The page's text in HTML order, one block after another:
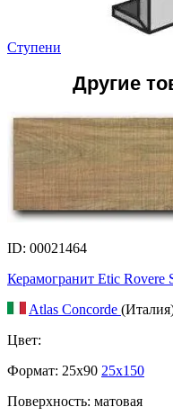
Ступени
Другие
ID: 00021464
Керамогранит Etic Rovere
Atlas Concorde
Цвет:
Формат: 25x90 25x150
Поверхность: матовая